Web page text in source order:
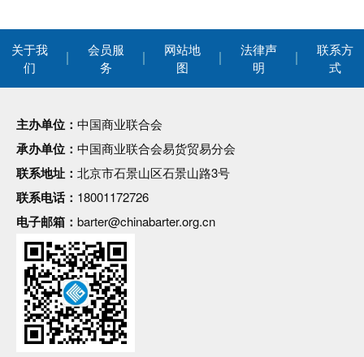
关于我
们
会员服
务
网站地
图
法律声
明
联系方
式
主办单位： 中国商业联合会
承办单位： 中国商业联合会易货贸易分会
联系地址： 北京市石景山区石景山路3号
联系电话： 18001172726
电子邮箱： barter@chinabarter.org.cn